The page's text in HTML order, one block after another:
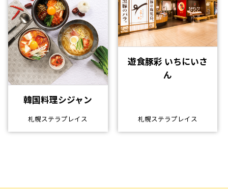
韓国料理シジャン
札幌ステラプレイス
遊食豚彩 いちにいさ
ん
札幌ステラプレイス